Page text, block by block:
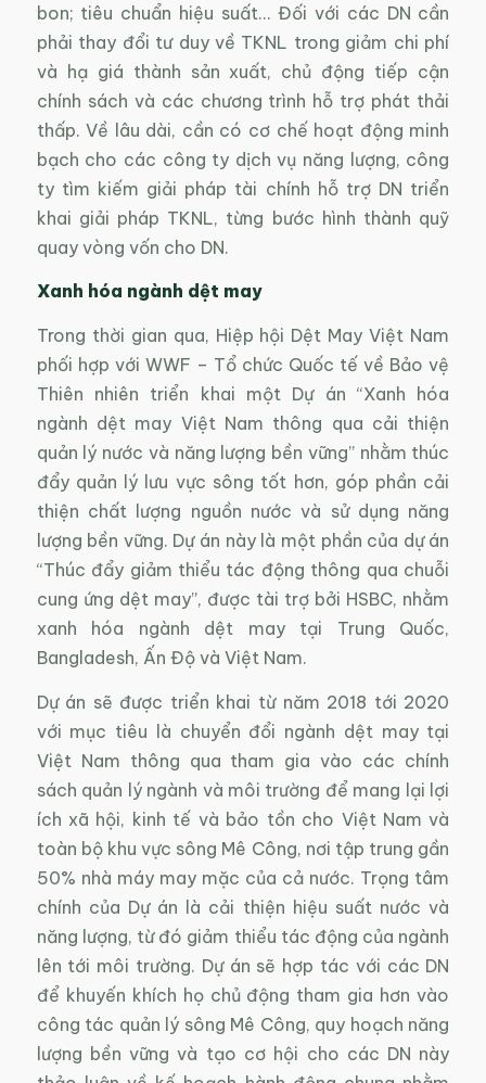
bon; tiêu chuẩn hiệu suất… Đối với các DN cần
phải thay đổi tư duy về TKNL trong giảm chi phí
và hạ giá thành sản xuất, chủ động tiếp cận
chính sách và các chương trình hỗ trợ phát thải
thấp. Về lâu dài, cần có cơ chế hoạt động minh
bạch cho các công ty dịch vụ năng lượng, công
ty tìm kiếm giải pháp tài chính hỗ trợ DN triển
khai giải pháp TKNL, từng bước hình thành quỹ
quay vòng vốn cho DN.
Xanh hóa ngành dệt may
Trong thời gian qua, Hiệp hội Dệt May Việt Nam
phối hợp với WWF – Tổ chức Quốc tế về Bảo vệ
Thiên nhiên triển khai một Dự án “Xanh hóa
ngành dệt may Việt Nam thông qua cải thiện
quản lý nước và năng lượng bền vững” nhằm thúc
đẩy quản lý lưu vực sông tốt hơn, góp phần cải
thiện chất lượng nguồn nước và sử dụng năng
lượng bền vững. Dự án này là một phần của dự án
“Thúc đẩy giảm thiểu tác động thông qua chuỗi
cung ứng dệt may”, được tài trợ bởi HSBC, nhằm
xanh hóa ngành dệt may tại Trung Quốc,
Bangladesh, Ấn Độ và Việt Nam.
Dự án sẽ được triển khai từ năm 2018 tới 2020
với mục tiêu là chuyển đổi ngành dệt may tại
Việt Nam thông qua tham gia vào các chính
sách quản lý ngành và môi trường để mang lại lợi
ích xã hội, kinh tế và bảo tồn cho Việt Nam và
toàn bộ khu vực sông Mê Công, nơi tập trung gần
50% nhà máy may mặc của cả nước. Trọng tâm
chính của Dự án là cải thiện hiệu suất nước và
năng lượng, từ đó giảm thiểu tác động của ngành
lên tới môi trường. Dự án sẽ hợp tác với các DN
để khuyến khích họ chủ động tham gia hơn vào
công tác quản lý sông Mê Công, quy hoạch năng
lượng bền vững và tạo cơ hội cho các DN này